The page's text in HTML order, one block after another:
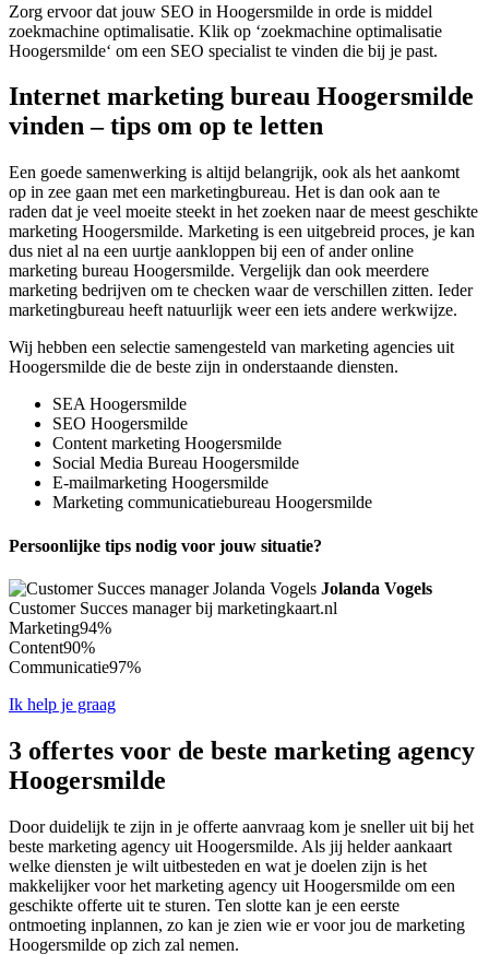
Zorg ervoor dat jouw SEO in Hoogersmilde in orde is middel
zoekmachine optimalisatie. Klik op ‘zoekmachine optimalisatie
Hoogersmilde‘ om een SEO specialist te vinden die bij je past.
Internet marketing bureau Hoogersmilde
vinden – tips om op te letten
Een goede samenwerking is altijd belangrijk, ook als het aankomt
op in zee gaan met een marketingbureau. Het is dan ook aan te
raden dat je veel moeite steekt in het zoeken naar de meest geschikte
marketing Hoogersmilde. Marketing is een uitgebreid proces, je kan
dus niet al na een uurtje aankloppen bij een of ander online
marketing bureau Hoogersmilde. Vergelijk dan ook meerdere
marketing bedrijven om te checken waar de verschillen zitten. Ieder
marketingbureau heeft natuurlijk weer een iets andere werkwijze.
Wij hebben een selectie samengesteld van marketing agencies uit
Hoogersmilde die de beste zijn in onderstaande diensten.
SEA Hoogersmilde
SEO Hoogersmilde
Content marketing Hoogersmilde
Social Media Bureau Hoogersmilde
E-mailmarketing Hoogersmilde
Marketing communicatiebureau Hoogersmilde
Persoonlijke tips nodig voor jouw situatie?
Jolanda Vogels
Customer Succes manager bij marketingkaart.nl
Marketing94%
Content90%
Communicatie97%
Ik help je graag
3 offertes voor de beste marketing agency
Hoogersmilde
Door duidelijk te zijn in je offerte aanvraag kom je sneller uit bij het
beste marketing agency uit Hoogersmilde. Als jij helder aankaart
welke diensten je wilt uitbesteden en wat je doelen zijn is het
makkelijker voor het marketing agency uit Hoogersmilde om een
geschikte offerte uit te sturen. Ten slotte kan je een eerste
ontmoeting inplannen, zo kan je zien wie er voor jou de marketing
Hoogersmilde op zich zal nemen.